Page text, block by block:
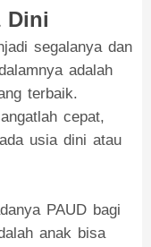
Dini
segalanya dan
adalah
terbaik.
cepat,
usia dini atau
PAUD bagi
anak bisa